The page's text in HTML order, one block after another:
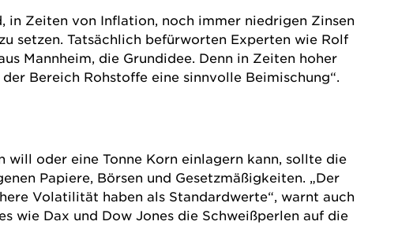
in Zeiten von Inflation, noch immer niedrigen Zinsen
setzen. Tatsächlich befürworten Experten wie Rolf
Mannheim, die Grundidee. Denn in Zeiten hoher
Bereich Rohstoffe eine sinnvolle Beimischung“.
will oder eine Tonne Korn einlagern kann, sollte die
Papiere, Börsen und Gesetzmäßigkeiten. „Der
Volatilität haben als Standardwerte“, warnt auch
wie Dax und Dow Jones die Schweißperlen auf die